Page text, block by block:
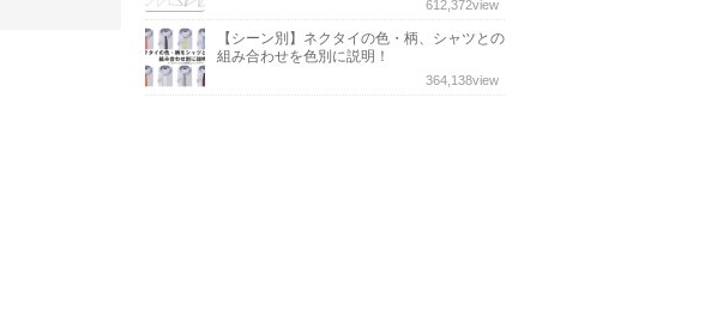
612,372view
【シーン別】ネクタイの色・柄、シャツとの
組み合わせを色別に説明！
364,138view